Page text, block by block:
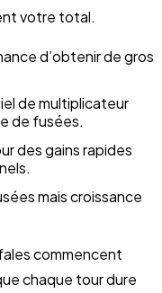
votre total.
d’obtenir de gros
de multiplicateur
de fusées.
des gains rapides
mais croissance
commencent
chaque tour dure